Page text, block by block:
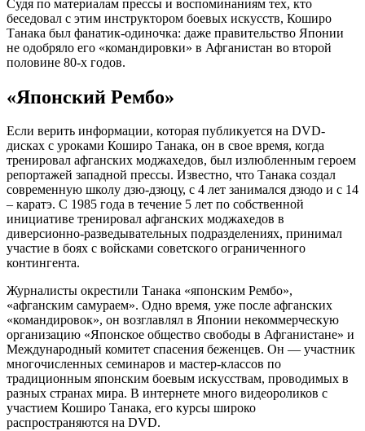
Судя по материалам прессы и воспоминаниям тех, кто
беседовал с этим инструктором боевых искусств, Коширо
Танака был фанатик-одиночка: даже правительство Японии
не одобряло его «командировки» в Афганистан во второй
половине 80-х годов.
«Японский Рембо»
Если верить информации, которая публикуется на DVD-
дисках с уроками Коширо Танака, он в свое время, когда
тренировал афганских моджахедов, был излюбленным героем
репортажей западной прессы. Известно, что Танака создал
современную школу дзю-дзюцу, с 4 лет занимался дзюдо и с 14
– каратэ. С 1985 года в течение 5 лет по собственной
инициативе тренировал афганских моджахедов в
диверсионно-разведывательных подразделениях, принимал
участие в боях с войсками советского ограниченного
контингента.
Журналисты окрестили Танака «японским Рембо»,
«афганским самураем». Одно время, уже после афганских
«командировок», он возглавлял в Японии некоммерческую
организацию «Японское общество свободы в Афганистане» и
Международный комитет спасения беженцев. Он — участник
многочисленных семинаров и мастер-классов по
традиционным японским боевым искусствам, проводимых в
разных странах мира. В интернете много видеороликов с
участием Коширо Танака, его курсы широко
распространяются на DVD.